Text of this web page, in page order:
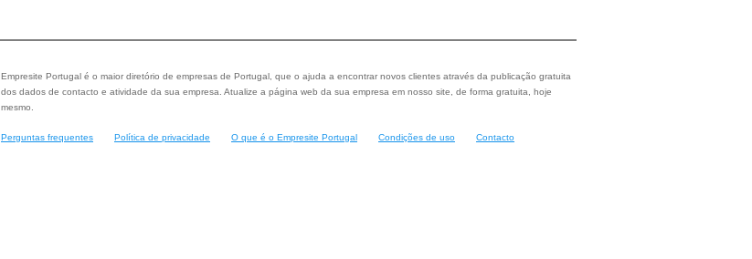
Empresite Portugal é o maior diretório de empresas de Portugal, que o ajuda a encontrar novos clientes através da publicação gratuita
dos dados de contacto e atividade da sua empresa. Atualize a página web da sua empresa em nosso site, de forma gratuita, hoje
mesmo.
Perguntas frequentes Política de privacidade O que é o Empresite Portugal Condições de uso Contacto